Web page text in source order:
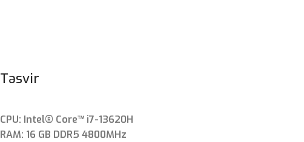
Təsvir
CPU: Intel® Core™ i7-13620H
RAM: 16 GB DDR5 4800MHz